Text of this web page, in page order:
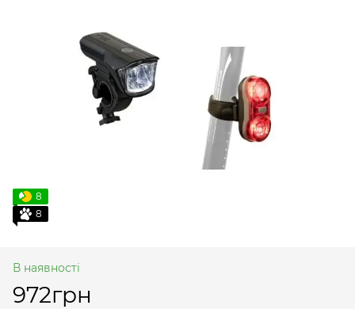
8
8
В наявності
972грн